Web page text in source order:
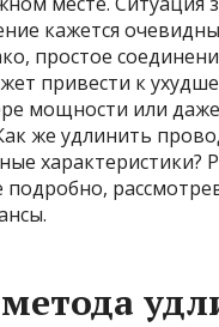
кажется
простое
привести к
мощности или
же удлинить
характеристики?
подробно,